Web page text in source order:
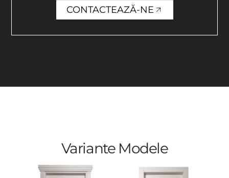
CONTACTEAZĂ-NE
Variante Modele